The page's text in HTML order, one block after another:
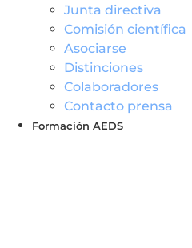
Junta directiva
Comisión científica
Asociarse
Distinciones
Colaboradores
Contacto prensa
Formación AEDS